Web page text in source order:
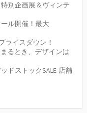
別企画展＆ヴィンテ
ル開催！最大
ライスダウン！
るとき、デザインは
ドストックSALE-店舗